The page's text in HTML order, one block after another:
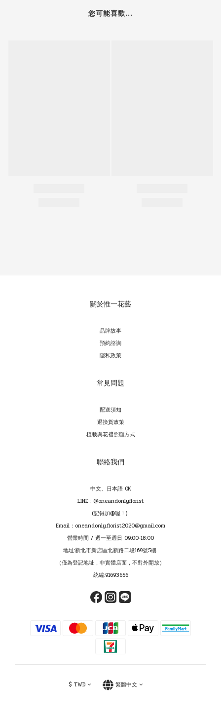
您可能喜歡...
關於惟一花藝
品牌故事
預約諮詢
隱私政策
常見問題
配送須知
退換貨政策
植栽與花禮照顧方式
聯絡我們
中文、日本語 OK
LINE : @oneandonlyflorist
(記得加@喔！)
Email：oneandonly.florist2020@gmail.com
營業時間 / 週一至週日 09:00-18:00
地址:新北市新店區北新路二段169號5樓
（僅為登記地址，非實體店面，不對外開放）
統編:91693656
$ TWD 繁體中文